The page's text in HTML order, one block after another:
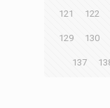
121 122
129 130
137